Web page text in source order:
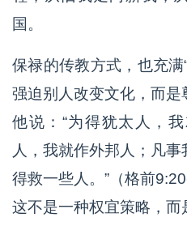
国。
保禄的传教方式，也充满
强迫别人改变文化，而是
他说：“为得犹太人，
人，我就作外邦人；凡
得救一些人。”（格前
这不是一种权宜策略，